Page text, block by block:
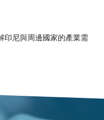
印尼與周邊國家的產業需